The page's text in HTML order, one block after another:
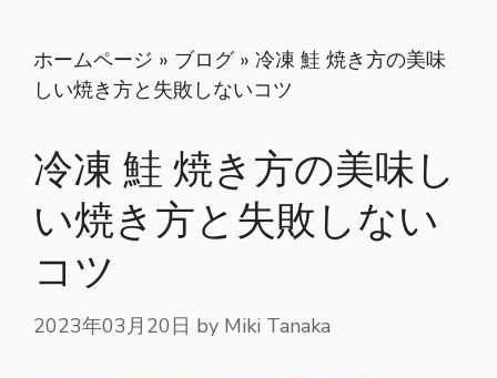
ホームページ » ブログ» 冷凍 鮭 焼き方の美味
しい焼き方と失敗しないコツ
冷凍 鮭 焼き方の美味し
い焼き方と失敗しない
コツ
2023年03月20日 by Miki Tanaka